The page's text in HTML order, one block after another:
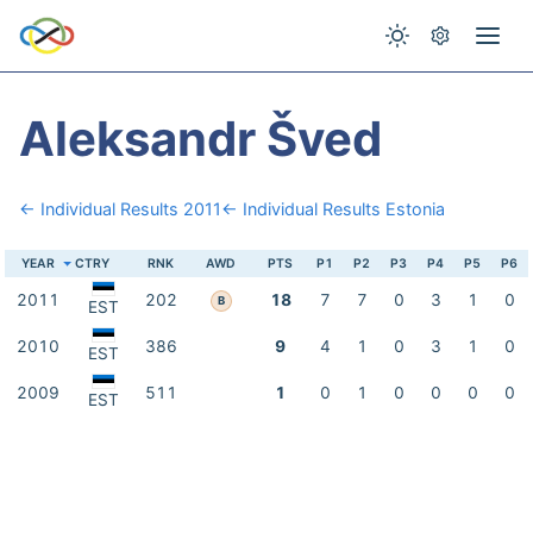
Aleksandr Šved
← Individual Results 2011← Individual Results Estonia
YEAR CTRY RNK AWD PTS P1 P2 P3 P4 P5 P6
2011 EST 202 B 18 7 7 0 3 1 0
2010 EST 386 9 4 1 0 3 1 0
2009 EST 511 1 0 1 0 0 0 0